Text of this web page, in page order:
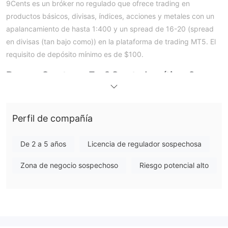
9Cents es un bróker no regulado que ofrece trading en
productos básicos, divisas, índices, acciones y metales con un
apalancamiento de hasta 1:400 y un spread de 16-20 (spread
en divisas (tan bajo como)) en la plataforma de trading MT5. El
requisito de depósito mínimo es de $100.
Pros y Contras ¿Es 9Cents Legítimo?
No. 9Cents actualmente no tiene
¿Qué Puedo Operar en 9Cents?
Tipo de Cuenta
Aquí hay tres tipos de cuenta que ofrece 9Cents :
Perfil de compañía
De 2 a 5 años Licencia de regulador sospechosa
Zona de negocio sospechoso Riesgo potencial alto